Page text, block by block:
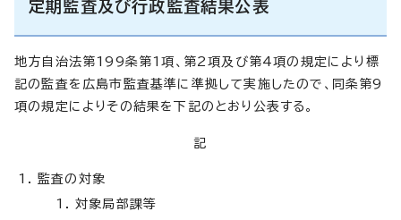
定期監査及び行政監査結果公表
地方自治法第199条第1項、第2項及び第4項の規定により標
記の監査を広島市監査基準に準拠して実施したので、同条第9
項の規定によりその結果を下記のとおり公表する。
記
監査の対象
対象局部課等